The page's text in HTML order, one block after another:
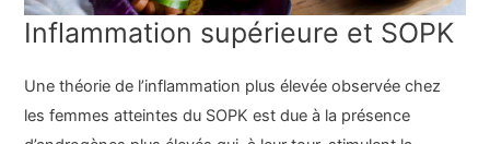
Inflammation supérieure et SOPK
Une théorie de l’inflammation plus élevée observée chez
les femmes atteintes du SOPK est due à la présence